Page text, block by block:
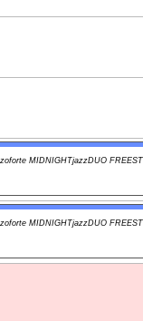
MIDNIGHTjazzDUO
MIDNIGHTjazzDUO